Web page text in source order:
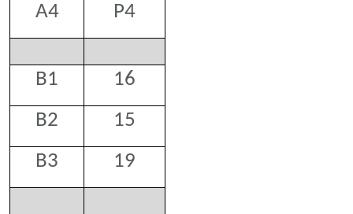
A4
P4
B1
16
B2
15
B3
19